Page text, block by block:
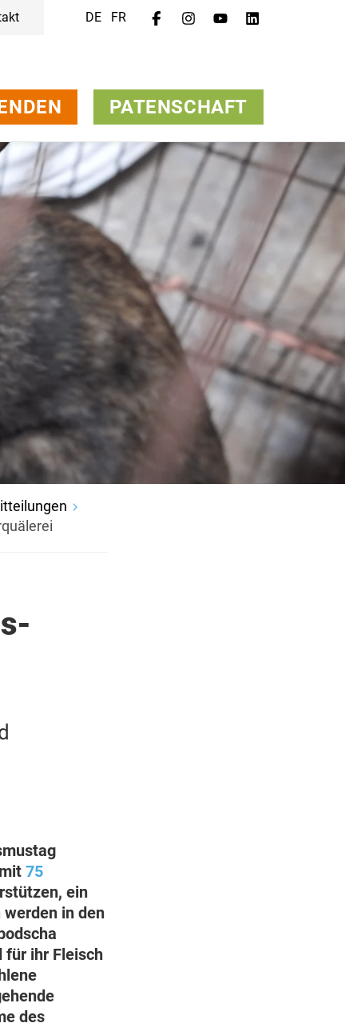
DE FR
PATENSCHAFT
75
ein
in den
für ihr Fleisch
des
Menü
Unterstützen
Über uns
Jobs
Medien
Newsletter
Kontakt
Spenden
Patenschaft